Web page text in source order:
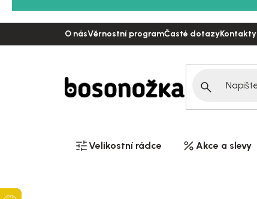
na
O násVěrnostní programČasté dotazyKontakty
Velikostní rádce Akce a slevy